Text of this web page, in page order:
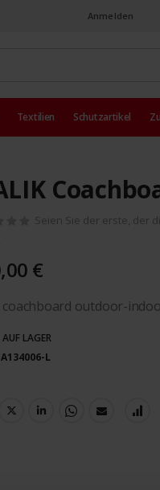
Anmelden
Textilien Schutzartikel
Seien Sie der erste, der
€
coachboard outdoor-
LAGER
L